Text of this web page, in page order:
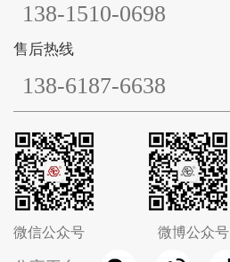
138-1510-0698
售后热线
138-6187-6638
微信公众号 微博公众号